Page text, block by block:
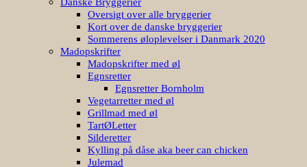
Oversigt over alle bryggerier
Kort over de danske bryggerier
Sommerens øloplevelser i Danmark 2020
Madopskrifter
Madopskrifter med øl
Egnsretter
Egnsretter Bornholm
Vegetarretter med øl
Grillmad med øl
TartØLetter
Silderetter
Kylling på dåse aka beer can chicken
Julemad